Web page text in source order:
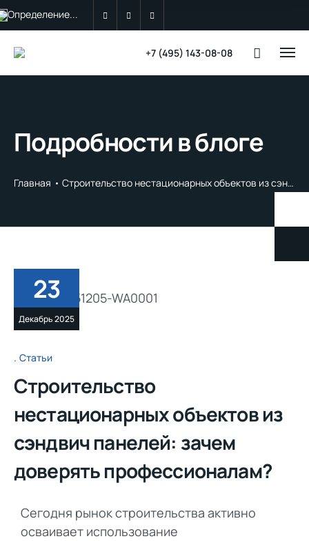
Определение...
+7 (495) 143-08-08
Подробности в блоге
Главная Строительство нестационарных объектов из сэндвич панелей: зачем доверять профессионалам?
23
Декабрь 2025
Статьи
Строительство
нестационарных объектов из
сэндвич панелей: зачем
доверять профессионалам?
Сегодня рынок строительства активно
осваивает использование